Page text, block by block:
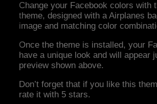
Change your Facebook colors with
theme, designed with a Airplanes
image and matching color
Once the theme is installed, your
have a unique look and will appear
preview shown above.
Don’t forget that if you like this
rate it with 5 stars.